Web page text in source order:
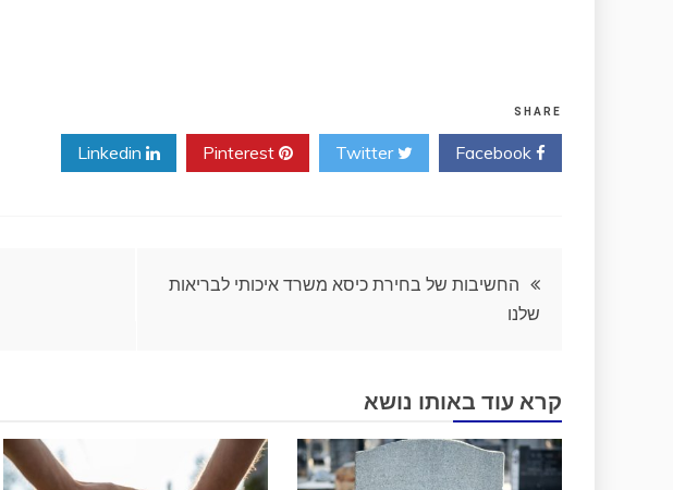
SHARE
Twitter
ניווטהחשיבות של בחירת כיסא משרד איכותי לבריאות
שלנו
קרא עוד באותו נושא